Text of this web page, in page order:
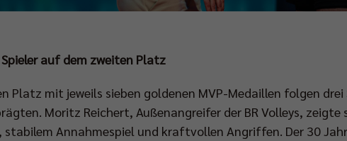
auf dem zweiten Platz
Platz mit jeweils sieben goldenen MVP-Medaillen folgen drei
Moritz Reichert, Außenangreifer der BR Volleys,
stabilem Annahmespiel und kraftvollen Angriffen. Der 30